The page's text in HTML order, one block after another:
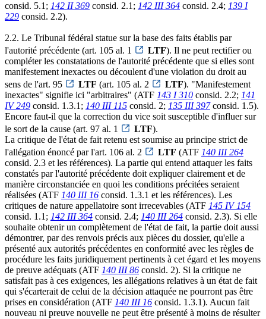
consid. 5.1; 142 II 369 consid. 2.1; 142 III 364 consid. 2.4; 139 I
229 consid. 2.2).
2.2. Le Tribunal fédéral statue sur la base des faits établis par
l'autorité précédente (art. 105 al. 1
LTF). Il ne peut rectifier ou
compléter les constatations de l'autorité précédente que si elles sont
manifestement inexactes ou découlent d'une violation du droit au
sens de l'art. 95
LTF (art. 105 al. 2 LTF). "Manifestement
inexactes" signifie ici "arbitraires" (ATF 143 I 310 consid. 2.2; 141
IV 249 consid. 1.3.1; 140 III 115 consid. 2; 135 III 397consid. 1.5).
Encore faut-il que la correction du vice soit susceptible d'influer sur
le sort de la cause (art. 97 al. 1
LTF).
La critique de l'état de fait retenu est soumise au principe strict de
l'allégation énoncé par l'art. 106 al. 2
LTF (ATF 140 III 264
consid. 2.3 et les références). La partie qui entend attaquer les faits
constatés par l'autorité précédente doit expliquer clairement et de
manière circonstanciée en quoi les conditions précitées seraient
réalisées (ATF 140 III 16 consid. 1.3.1 et les références). Les
critiques de nature appellatoire sont irrecevables (ATF 145 IV 154
consid. 1.1; 142 III 364 consid. 2.4; 140 III 264 consid. 2.3). Si elle
souhaite obtenir un complètement de l'état de fait, la partie doit aussi
démontrer, par des renvois précis aux pièces du dossier, qu'elle a
présenté aux autorités précédentes en conformité avec les règles de
procédure les faits juridiquement pertinents à cet égard et les moyens
de preuve adéquats (ATF 140 III 86 consid. 2). Si la critique ne
satisfait pas à ces exigences, les allégations relatives à un état de fait
qui s'écarterait de celui de la décision attaquée ne pourront pas être
prises en considération (ATF 140 III 16 consid. 1.3.1). Aucun fait
nouveau ni preuve nouvelle ne peut être présenté à moins de résulter